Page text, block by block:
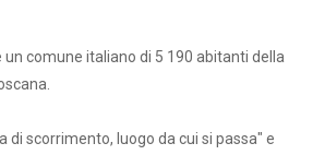
comune italiano di 5 190 abitanti della
di scorrimento, luogo da cui si passa" e